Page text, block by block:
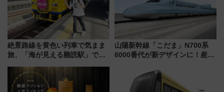
絶景路線を黄色い列車で気まま
旅、「海が見える難読駅」で幸
「新・鉄道ひとり旅」279回目
の舞台は「島原鉄道」
山陽新幹線「こだま」N700系
6000番代が新デザインに！産学
用は今冬から